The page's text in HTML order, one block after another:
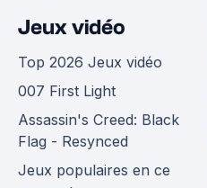
Jeux vidéo
Top 2026 Jeux vidéo
007 First Light
Assassin's Creed: Black
Flag - Resynced
Jeux populaires en ce